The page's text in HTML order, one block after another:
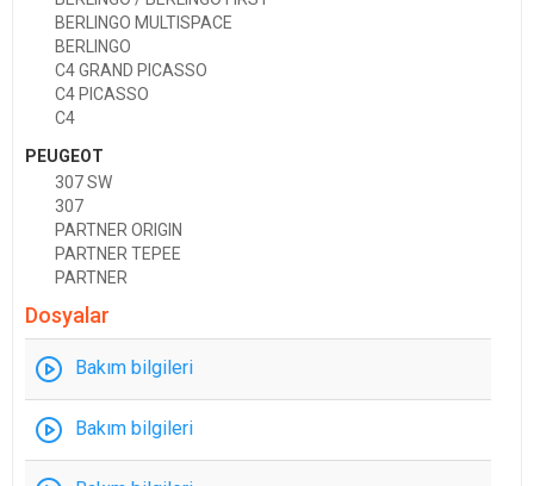
BERLINGO MULTISPACE
BERLINGO
C4 GRAND PICASSO
C4 PICASSO
C4
PEUGEOT
307 SW
307
PARTNER ORIGIN
PARTNER TEPEE
PARTNER
Dosyalar
Bakım bilgileri
Bakım bilgileri